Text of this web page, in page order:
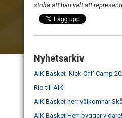
stolta att han valt att
Nyhetsarkiv
AIK Basket ‘Kick Off’ Camp
Rio till AIK!
AIK Basket herr välkomnar
AIK Basket Herr bygger vidare!